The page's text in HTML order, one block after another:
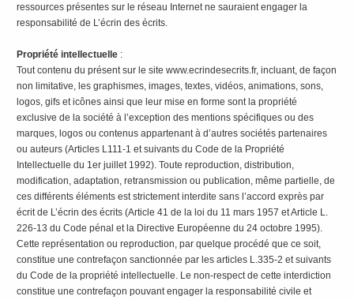
ressources présentes sur le réseau Internet ne sauraient engager la
responsabilité de L’écrin des écrits.
Propriété intellectuelle :
Tout contenu du présent sur le site www.ecrindesecrits.fr, incluant, de façon
non limitative, les graphismes, images, textes, vidéos, animations, sons,
logos, gifs et icônes ainsi que leur mise en forme sont la propriété
exclusive de la société à l’exception des mentions spécifiques ou des
marques, logos ou contenus appartenant à d’autres sociétés partenaires
ou auteurs (Articles L111-1 et suivants du Code de la Propriété
Intellectuelle du 1er juillet 1992). Toute reproduction, distribution,
modification, adaptation, retransmission ou publication, même partielle, de
ces différents éléments est strictement interdite sans l’accord exprès par
écrit de L’écrin des écrits (Article 41 de la loi du 11 mars 1957 et Article L.
226-13 du Code pénal et la Directive Européenne du 24 octobre 1995).
Cette représentation ou reproduction, par quelque procédé que ce soit,
constitue une contrefaçon sanctionnée par les articles L.335-2 et suivants
du Code de la propriété intellectuelle. Le non-respect de cette interdiction
constitue une contrefaçon pouvant engager la responsabilité civile et